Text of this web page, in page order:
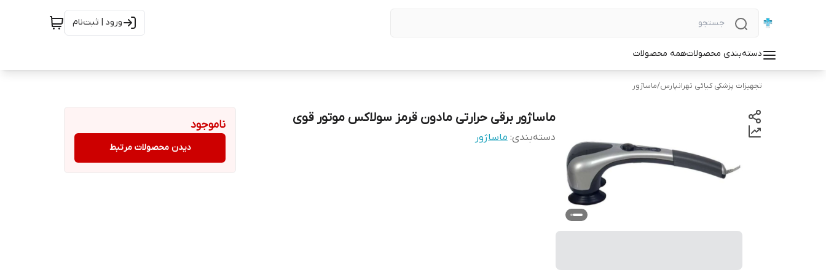
ورود | ثبت‌نام
دسته‌بندی محصولاتهمه محصولات
تجهیزات پزشکی کیائی تهرانپارس/ماساژور
ماساژور برقی حرارتی مادون قرمز سولاکس موتور قوی
دسته‌بندی: ماساژور
ناموجود
دیدن محصولات مرتبط